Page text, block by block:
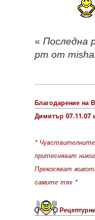
« Последна
pm от
Благодарение на
Димитър 07.11.07
*
притесняват
Прекосяват
самите тях *